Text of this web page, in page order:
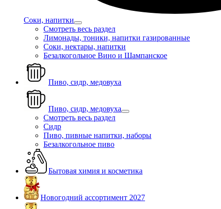
Соки, напитки
Смотреть весь раздел
Лимонады, тоники, напитки газированные
Соки, нектары, напитки
Безалкогольное Вино и Шампанское
Пиво, сидр, медовуха
Пиво, сидр, медовуха
Смотреть весь раздел
Сидр
Пиво, пивные напитки, наборы
Безалкогольное пиво
Бытовая химия и косметика
Новогодний ассортимент 2027